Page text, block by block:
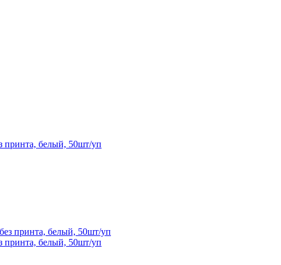
принта, белый, 50шт/уп
принта, белый, 50шт/уп